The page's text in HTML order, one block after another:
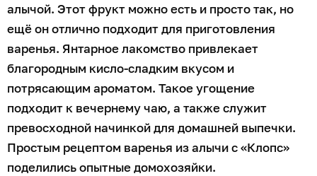
алычой. Этот фрукт можно есть и просто так, но
ещё он отлично подходит для приготовления
варенья. Янтарное лакомство привлекает
благородным кисло-сладким вкусом и
потрясающим ароматом. Такое угощение
подходит к вечернему чаю, а также служит
превосходной начинкой для домашней выпечки.
Простым рецептом варенья из алычи с «Клопс»
поделились опытные домохозяйки.